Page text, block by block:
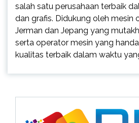
salah satu perusahaan terbaik
dan grafis. Didukung oleh mesin
Jerman dan Jepang yang
serta operator mesin yang
kualitas terbaik dalam waktu